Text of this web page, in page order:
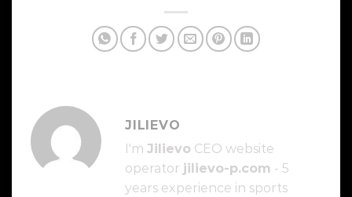
JILIEVO
I'm Jilievo CEO website
operator jilievo-p.com - 5
years experience in sports